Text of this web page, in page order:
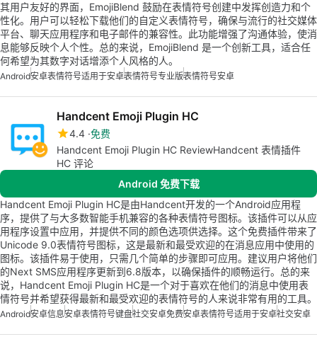
其用户友好的界面，EmojiBlend 鼓励在表情符号创建中发挥创造力和个
性化。用户可以轻松下载他们的自定义表情符号，确保与流行的社交媒体
平台、聊天应用程序和电子邮件的兼容性。此功能增强了沟通体验，使消
息能够反映个人个性。总的来说，EmojiBlend 是一个创新工具，适合任
何希望为其数字对话增添个人风格的人。
Android安卓表情符号适用于安卓表情符号专业版表情符号安卓
Handcent Emoji Plugin HC
4.4 免费
Handcent Emoji Plugin HC ReviewHandcent 表情插件
HC 评论
Android 免费下载
Handcent Emoji Plugin HC是由Handcent开发的一个Android应用程
序，提供了与大多数智能手机兼容的各种表情符号图标。该插件可以从应
用程序设置中应用，并提供不同的颜色选项供选择。这个免费插件带来了
Unicode 9.0表情符号图标，这是最新和最受欢迎的在消息应用中使用的
图标。该插件易于使用，只需几个简单的步骤即可应用。建议用户将他们
的Next SMS应用程序更新到6.8版本，以确保插件的顺畅运行。总的来
说，Handcent Emoji Plugin HC是一个对于喜欢在他们的消息中使用表
情符号并希望获得最新和最受欢迎的表情符号的人来说非常有用的工具。
Android安卓信息安卓表情符号键盘社交安卓免费安卓表情符号适用于安卓社交安卓